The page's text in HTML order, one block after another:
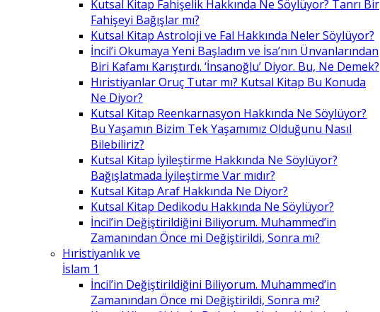
Kutsal Kitap Fahişelik Hakkında Ne Söylüyor? Tanrı Bir
Fahişeyi Bağışlar mı?
Kutsal Kitap Astroloji ve Fal Hakkında Neler Söylüyor?
İncil’i Okumaya Yeni Başladım ve İsa’nın Ünvanlarından
Biri Kafamı Karıştırdı. ‘İnsanoğlu’ Diyor. Bu, Ne Demek?
Hıristiyanlar Oruç Tutar mı? Kutsal Kitap Bu Konuda
Ne Diyor?
Kutsal Kitap Reenkarnasyon Hakkında Ne Söylüyor?
Bu Yaşamın Bizim Tek Yaşamımız Olduğunu Nasıl
Bilebiliriz?
Kutsal Kitap İyileştirme Hakkında Ne Söylüyor?
Bağışlatmada İyileştirme Var mıdır?
Kutsal Kitap Araf Hakkında Ne Diyor?
Kutsal Kitap Dedikodu Hakkında Ne Söylüyor?
İncil’in Değiştirildiğini Biliyorum. Muhammed’in
Zamanından Önce mi Değiştirildi, Sonra mı?
Hıristiyanlık ve
İslam 1
İncil’in Değiştirildiğini Biliyorum. Muhammed’in
Zamanından Önce mi Değiştirildi, Sonra mı?